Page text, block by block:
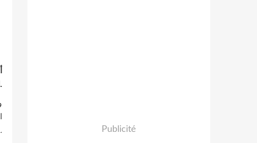
الرئاسية التي جرت في تونس بـ 55.68 بالمائة من الأصوات.
المرزوقي.
Publicité